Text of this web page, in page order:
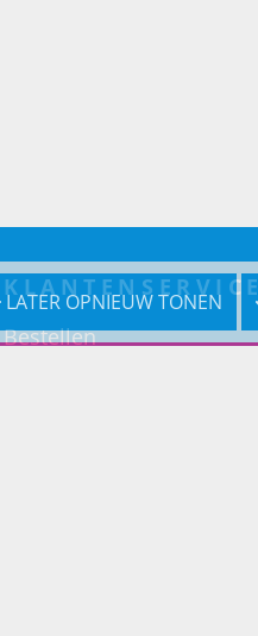
LATER OPNIEUW TONEN
KLANTENSERVICE
Bestellen